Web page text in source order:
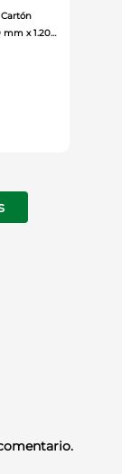
mm x 1.20